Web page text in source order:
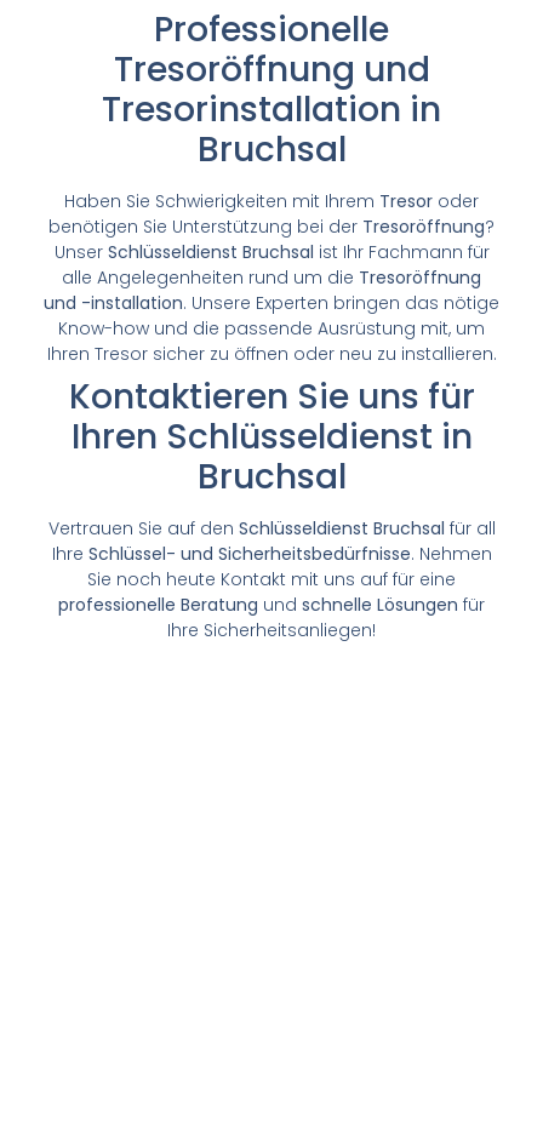
Professionelle
Tresoröffnung und
Tresorinstallation in
Bruchsal
Haben Sie Schwierigkeiten mit Ihrem Tresor oder
benötigen Sie Unterstützung bei der Tresoröffnung?
Unser Schlüsseldienst Bruchsal ist Ihr Fachmann für
alle Angelegenheiten rund um die Tresoröffnung
und -installation. Unsere Experten bringen das nötige
Know-how und die passende Ausrüstung mit, um
Ihren Tresor sicher zu öffnen oder neu zu installieren.
Kontaktieren Sie uns für
Ihren Schlüsseldienst in
Bruchsal
Vertrauen Sie auf den Schlüsseldienst Bruchsal für all
Ihre Schlüssel- und Sicherheitsbedürfnisse. Nehmen
Sie noch heute Kontakt mit uns auf für eine
professionelle Beratung und schnelle Lösungen für
Ihre Sicherheitsanliegen!